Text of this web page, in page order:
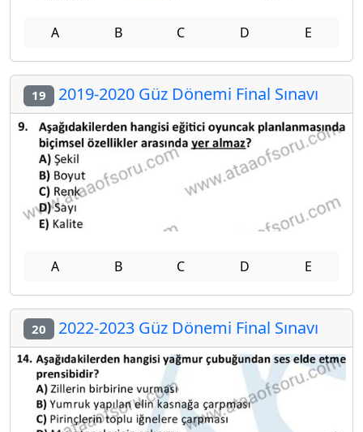
A B C D E
19 2019-2020 Güz Dönemi Final Sınavı
A B C D E
20 2022-2023 Güz Dönemi Final Sınavı